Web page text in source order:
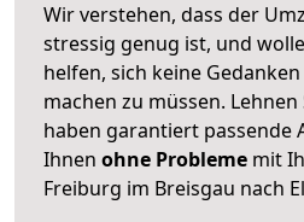
Wir verstehen, dass der
stressig genug ist, und
helfen, sich keine
machen zu müssen.
haben garantiert passende
Ihnen ohne Probleme mit
Freiburg im Breisgau nach